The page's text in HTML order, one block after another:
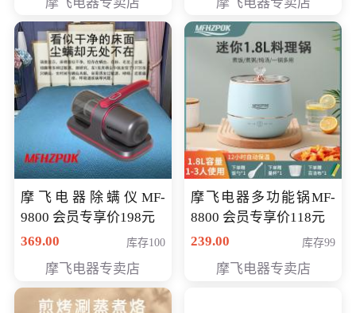
摩飞电器除螨仪MF-
9800 会员专享价198元
369.00
库存100
摩飞电器专卖店
摩飞电器多功能锅MF-
8800 会员专享价118元
239.00
库存99
摩飞电器专卖店